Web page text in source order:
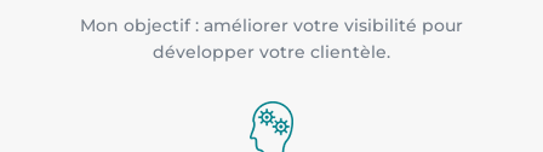
Mon objectif : améliorer votre visibilité pour
développer votre clientèle.